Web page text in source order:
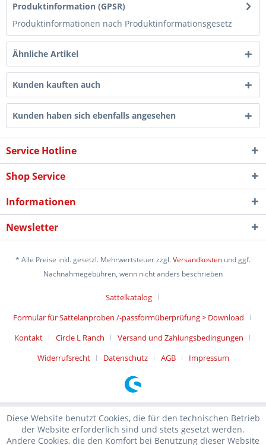
Produktinformation (GPSR)
Produktinformationen nach Produktinformationsgesetz
Ähnliche Artikel
Kunden kauften auch
Kunden haben sich ebenfalls angesehen
Service Hotline
Shop Service
Informationen
Newsletter
* Alle Preise inkl. gesetzl. Mehrwertsteuer zzgl.Versandkosten und ggf.
Nachnahmegebühren, wenn nicht anders beschrieben
Sattelkatalog
Formular für Sattelanproben /-passformüberprüfung > Download
Kontakt
Circle L Ranch
Versand und Zahlungsbedingungen
Widerrufsrecht
Datenschutz AGB Impressum
Diese Website benutzt Cookies, die für den technischen Betrieb
der Website erforderlich sind und stets gesetzt werden.
Andere Cookies, die den Komfort bei Benutzung dieser Website